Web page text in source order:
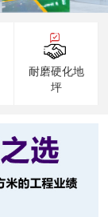
耐磨硬化地
坪